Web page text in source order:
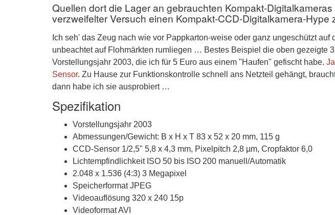
Quellen dort die Lager an gebrauchten Kompakt-
verzweifelter Versuch einen Kompakt-CCD-Digitalkamera-Hype
Ich seh' das Zeug nach wie vor Pappkarton-weise oder ganz ungeschützt auf
unbeachtet auf Flohmärkten rumliegen … Bestes Beispiel die oben gezeigte
Vorstellungsjahr 2003, die ich für 5 Euro aus einem "Haufen" gefischt habe.
Sensor. Zu Hause zur Funktionskontrolle schnell ans Netzteil gehängt,
dann habe ich sie ausprobiert …
Spezifikation
Vorstellungsjahr 2003
Abmessungen/Gewicht: B x H x T 83 x 52 x 20 mm, 115 g
CCD-Sensor 1/2,5" 5,8 x 4,3 mm, Pixelpitch 2,8 µm, Cropfaktor 6,0
Lichtempfindlichkeit ISO 50 bis ISO 200 manuell/Automatik
2.048 x 1.536 (4:3) 3 Megapixel
Speicherformat JPEG
Videoauflösung 320 x 240 15p
Videoformat AVI